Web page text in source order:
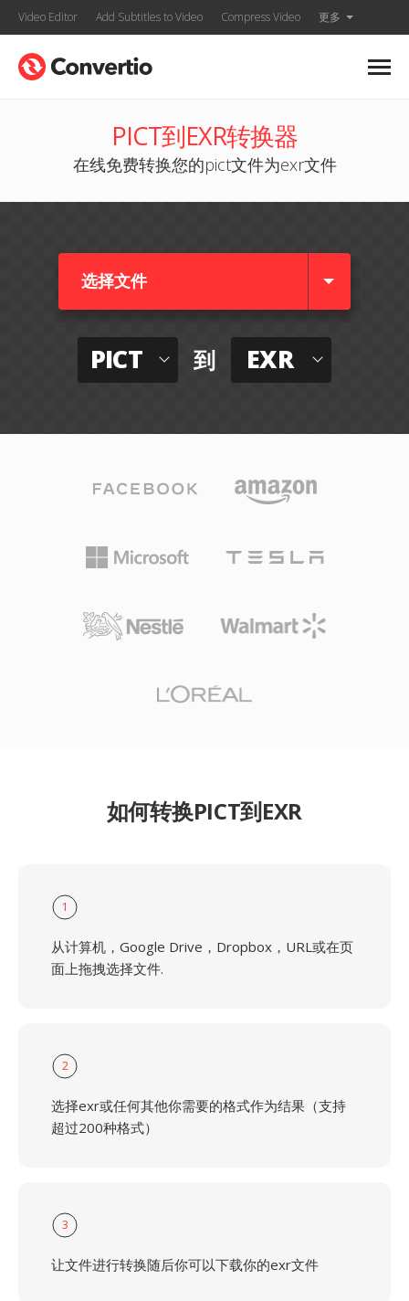
Video Editor Add Subtitles to Video Compress Video 更多
PICT到EXR转换器
在线免费转换您的pict文件为exr文件
选择文件
PICT 到 EXR
如何转换PICT到EXR
1
从计算机，Google Drive，Dropbox，URL或在页
面上拖拽选择文件.
2
选择exr或任何其他你需要的格式作为结果（支持
超过200种格式）
3
让文件进行转换随后你可以下载你的exr文件